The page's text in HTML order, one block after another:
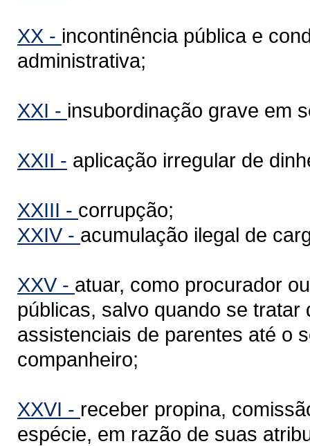
XX - incontinência pública e
administrativa;
XXI - insubordinação grave em
XXII - aplicação irregular de
XXIII - corrupção;
XXIV - acumulação ilegal de
XXV - atuar, como procurador
públicas, salvo quando se
assistenciais de parentes até o
companheiro;
XXVI - receber propina,
espécie, em razão de suas